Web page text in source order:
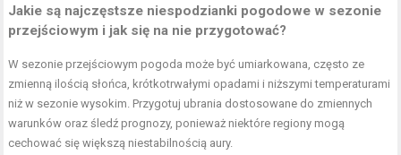
Jakie są najczęstsze niespodzianki pogodowe w sezonie
przejściowym i jak się na nie przygotować?
W sezonie przejściowym pogoda może być umiarkowana, często ze
zmienną ilością słońca, krótkotrwałymi opadami i niższymi temperaturami
niż w sezonie wysokim. Przygotuj ubrania dostosowane do zmiennych
warunków oraz śledź prognozy, ponieważ niektóre regiony mogą
cechować się większą niestabilnością aury.